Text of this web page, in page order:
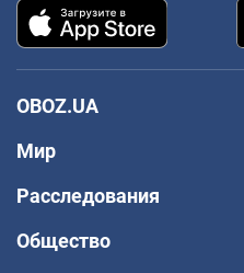
OBOZ.UA
Мир
Расследования
Общество